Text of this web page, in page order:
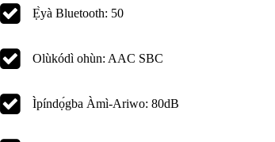
Ẹ̀yà Bluetooth: 50
Olùkódì ohùn: AAC SBC
Ìpíndọ́gba Àmì-Ariwo: 80dB